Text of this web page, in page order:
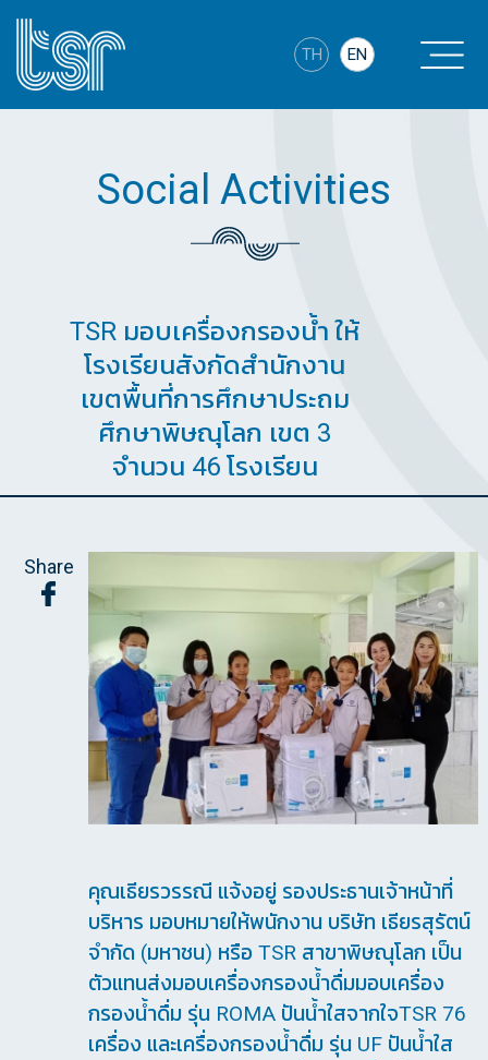
Skip
content
TH EN
Social Activities
TSR มอบเครื่องกรองน้ำ ให้
โรงเรียนสังกัดสำนักงาน
เขตพื้นที่การศึกษาประถม
ศึกษาพิษณุโลก เขต 3
จำนวน 46 โรงเรียน
Share
คุณเธียรวรรณี แจ้งอยู่ รองประธานเจ้าหน้าที่
บริหาร มอบหมายให้พนักงาน บริษัท เธียรสุรัตน์
จำกัด (มหาชน) หรือ TSR สาขาพิษณุโลก เป็น
ตัวแทนส่งมอบเครื่องกรองน้ำดื่มมอบเครื่อง
กรองน้ำดื่ม รุ่น ROMA ปันน้ำใสจากใจTSR 76
เครื่อง และเครื่องกรองน้ำดื่ม รุ่น UF ปันน้ำใส